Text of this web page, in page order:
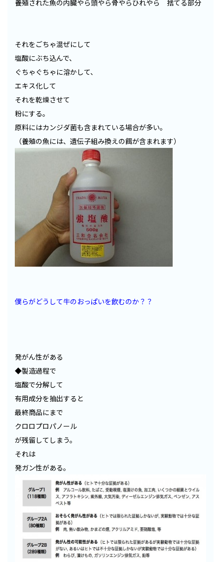
養殖された魚の内臓やら頭やら骨やらひれやら 捨てる部分
それをごちゃ混ぜにして
塩酸にぶち込んで、
ぐちゃぐちゃに溶かして、
エキス化して
それを乾燥させて
粉にする。
原料にはカンジダ菌も含まれている場合が多い。
（養殖の魚には、遺伝子組み換えの餌が含まれます）
僕らがどうして牛のおっぱいを飲むのか？？
発がん性がある
◆製造過程で
塩酸で分解して
有用成分を抽出すると
最終商品にまで
クロロプロパノール
が残留してしまう。
それは
発ガン性がある。